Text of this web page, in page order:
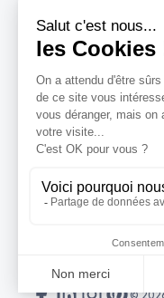
contact@piasa.fr
©